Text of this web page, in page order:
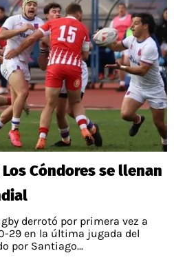
Cóndores se llenan
derrotó por primera vez a
29 en la última jugada del
por Santiago...